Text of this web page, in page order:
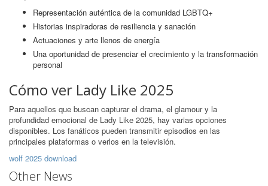
Representación auténtica de la comunidad LGBTQ+
Historias inspiradoras de resiliencia y sanación
Actuaciones y arte llenos de energía
Una oportunidad de presenciar el crecimiento y la transformación
personal
Cómo ver Lady Like 2025
Para aquellos que buscan capturar el drama, el glamour y la
profundidad emocional de Lady Like 2025, hay varias opciones
disponibles. Los fanáticos pueden transmitir episodios en las
principales plataformas o verlos en la televisión.
wolf 2025 download
Other News